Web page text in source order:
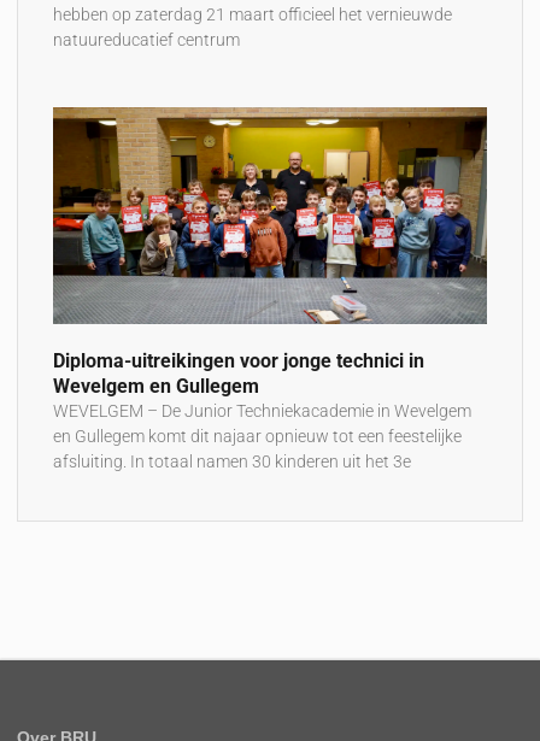
hebben op zaterdag 21 maart officieel het vernieuwde
natuureducatief centrum
Diploma-uitreikingen voor jonge technici in
Wevelgem en Gullegem
WEVELGEM – De Junior Techniekacademie in Wevelgem
en Gullegem komt dit najaar opnieuw tot een feestelijke
afsluiting. In totaal namen 30 kinderen uit het 3e